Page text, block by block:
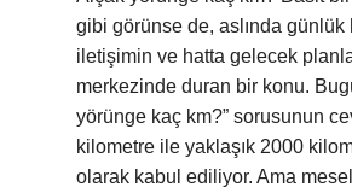
gibi görünse de, aslında günlük
iletişimin ve hatta gelecek
merkezinde duran bir konu.
yörünge kaç km?” sorusunun
kilometre ile yaklaşık 2000
olarak kabul ediliyor. Ama